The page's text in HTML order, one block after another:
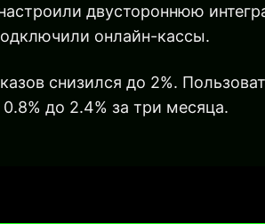
двустороннюю
онлайн-кассы.
снизился до 2%.
до 2.4% за три месяца.